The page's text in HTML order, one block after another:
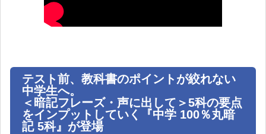
テスト前、教科書のポイントが絞れない
中学生へ。
＜暗記フレーズ・声に出して＞5科の要点
をインプットしていく『中学 100％丸暗
記 5科』が登場